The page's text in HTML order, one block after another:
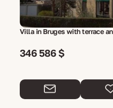
Villa in Bruges with terrace
346 586 $